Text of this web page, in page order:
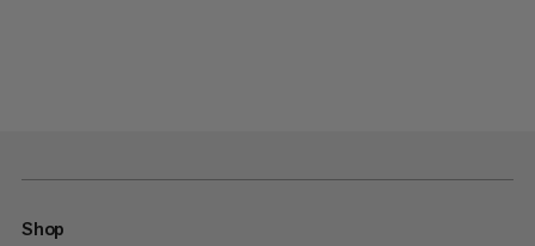
Shop